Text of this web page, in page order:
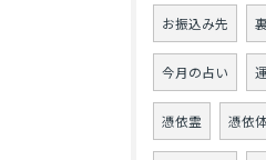
お振込み先
今月の占い
憑依霊 憑依